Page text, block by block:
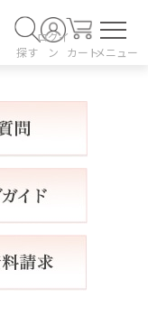
探す
ログイ
ン
カートメニュー